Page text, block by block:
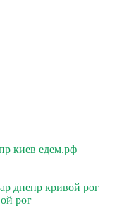
киев едем.рф
днепр кривой рог
рог